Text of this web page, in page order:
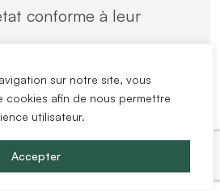
sur notre site, vous
cookies afin de nous permettre
utilisateur.
Accepter
conforme à leur
de conservation et
de
canalisations et des